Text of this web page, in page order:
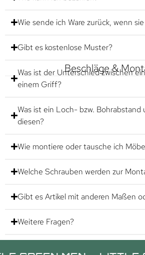
Wie sende ich Ware zurück, wenn
Gibt es kostenlose Muster?
Beschläge &
Was ist der Unterschied zwischen
einem Griff?
Was ist ein Loch- bzw. Bohrabstand
diesen?
Wie montiere oder tausche ich
Welche Schrauben werden zur
Gibt es Artikel mit anderen Maßen
Weitere Fragen?